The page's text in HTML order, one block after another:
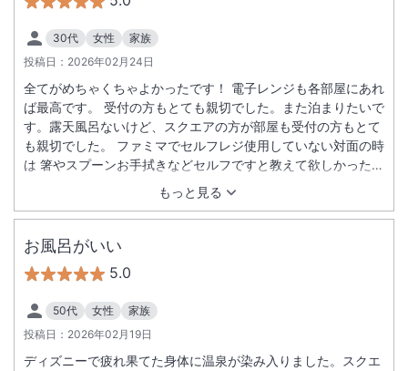
30代 女性
家族
投稿日： 2026年02月24日
もっと見る
全てがめちゃくちゃよかったです！ 電子レンジも各部屋にあれ
ば最高です。 受付の方もとても親切でした。また泊まりたいで
す。露天風呂ないけど、スクエアの方が部屋も受付の方もとて
も親切でした。 ファミマでセルフレジ使用していない対面の時
は 箸やスプーンお手拭きなどセルフですと教えて欲しかったで
す。電子レンジのところに端が置いてあり本当に助かりまし
た。 テレビではｙｏｕｔｕｂｅも見れるので子供に見ててもら
いながらトランク開けたりできたのですごく助かりました。 ホ
テルから新浦安まで行く時は少し不便に感じましたが、また泊
当たりその日初めて心が温まりました。本当にありがとうござ
いました。
お風呂がいい
5.0
50代 女性
家族
投稿日： 2026年02月19日
ディズニーで疲れ果てた身体に温泉が染み入りました。スクエ